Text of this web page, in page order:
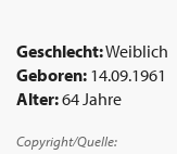
Geschlecht:Weiblich
Geboren: 14.09.1961
Alter:64 Jahre
Copyright/Quelle: